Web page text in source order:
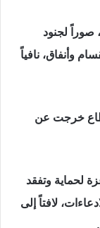
لجنود
وأنفاق، نافياً
في القطاع خرجت عن
لحماية وتفقد
لافتاً إلى